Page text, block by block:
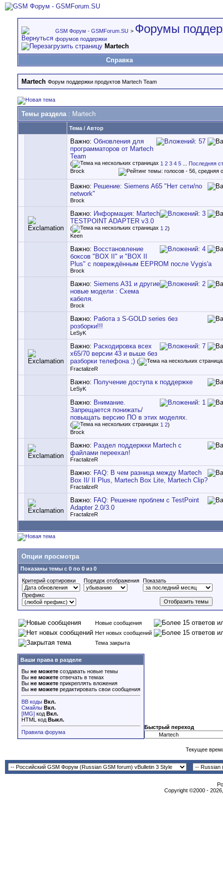
GSM Форум - GSMForum.SU > Форумы
форумов поддержки
Martech
Справка
Martech Форум поддержки продуктов Martech Team
Темы раздела: Martech
Тема / Автор
Важно: Обновления для
программаторов от Martech
Team
( 1 2 3 4 5
Последняя
Brock
Важно: Решение: Siemens A65 "Нет сети/no
network"
Brock
Важно: Информация: Martech
TESTPOINT ADAPTER v3.0
( 1 2)
Keen
Важно: Восстановление
боксов "BOX II" и "BOX II
Plus" с повреждённым EEPROM после Vygis'a
Brock
Важно: Siemens A31 и другие
новые модели : Схема
кабеля.
Brock
Важно: Работа з S-GOLD series без
розборки!!!
LeSyK
Важно: Раскодировка всех
x65/70 версии 43 и выше без
разборки телефона ;) (
FractalizeR
Важно: Получение доступа к поддержке
LeSyK
Важно: Внимание.
Запрещается понижать/
повыщать версию ПО в этих моделях.
( 1 2)
Brock
Важно: Раздел поддержки Martech с
файлами переехал!
FractalizeR
Важно: FAQ: В чем разница между Martech
Box II/ II Plus, Martech Box Lite, Martech Clip?
FractalizeR
Важно: FAQ: Решение проблем с TestPoint
Adapter 2.0/3.0
FractalizeR
Опции просмотра
Показаны темы с 0 по 0 из 0
Критерий сортировки
Порядок отображения Показать
Префикс
Новые сообщения
Нет новых сообщений
Тема закрыта
Ваши права в разделе
Вы не можете создавать новые темы
Вы не можете отвечать в темах
Вы не можете прикреплять вложения
Вы не можете редактировать свои сообщения
BB коды Вкл.
Смайлы Вкл.
[IMG] код Вкл.
HTML код Выкл.
Правила форума
Быстрый переход
Текущее
Copyright ©2000 -